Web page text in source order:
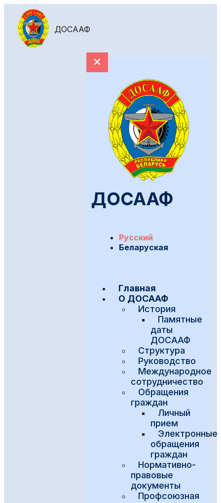
ДОСААФ
ДОСААФ
Русский
Беларуская
Главная
О ДОСААФ
История
Памятные
даты
ДОСААФ
Структура
Руководство
Международное
сотрудничество
Обращения
граждан
Личный
прием
Электронные
обращения
граждан
Нормативно-
правовые
документы
Профсоюзная